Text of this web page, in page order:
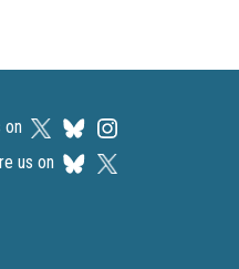
on
us on